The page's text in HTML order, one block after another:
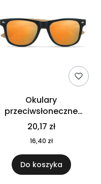
Okulary
przeciwsłoneczne
CALIFORNIA TOUCH
MO9617-10
20,17 zł
16,40 zł
Do koszyka